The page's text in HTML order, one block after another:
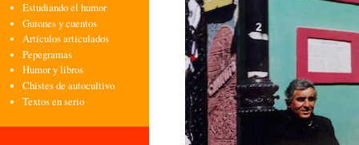
Estudiando el humor
Guiones y cuentos
Artículos articulados
Pepegramas
Humor y libros
Chistes de autocultivo
Textos en serio